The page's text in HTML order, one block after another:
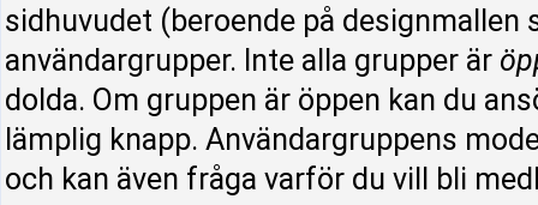
sidhuvudet (beroende på designmallen
användargrupper. Inte alla grupper är
dolda. Om gruppen är öppen kan du
lämplig knapp. Användargruppens
och kan även fråga varför du vill bli